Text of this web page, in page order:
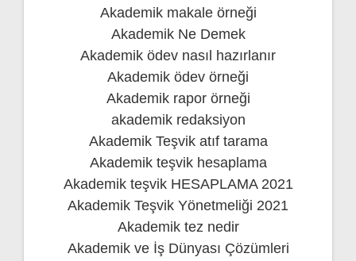
Akademik makale örneği
Akademik Ne Demek
Akademik ödev nasıl hazırlanır
Akademik ödev örneği
Akademik rapor örneği
akademik redaksiyon
Akademik Teşvik atıf tarama
Akademik teşvik hesaplama
Akademik teşvik HESAPLAMA 2021
Akademik Teşvik Yönetmeliği 2021
Akademik tez nedir
Akademik ve İş Dünyası Çözümleri